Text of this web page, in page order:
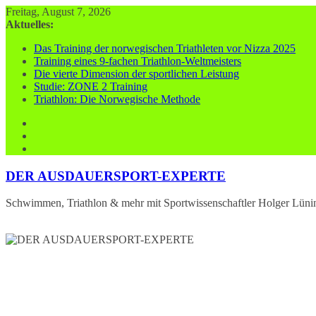
Zum
Inhalt
Freitag, August 7, 2026
Aktuelles:
Das Training der norwegischen Triathleten vor Nizza 2025
Training eines 9-fachen Triathlon-Weltmeisters
Die vierte Dimension der sportlichen Leistung
Studie: ZONE 2 Training
Triathlon: Die Norwegische Methode
DER AUSDAUERSPORT-EXPERTE
Schwimmen, Triathlon & mehr mit Sportwissenschaftler Holger